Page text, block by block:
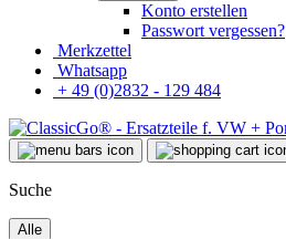
Konto erstellen
Passwort vergessen?
Merkzettel
Whatsapp
+ 49 (0)2832 - 129 484
Suche
Alle